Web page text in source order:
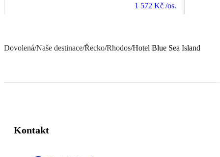
1 572 Kč /os.
Dovolená/Naše destinace/Řecko/Rhodos/Hotel Blue Sea Island
Kontakt